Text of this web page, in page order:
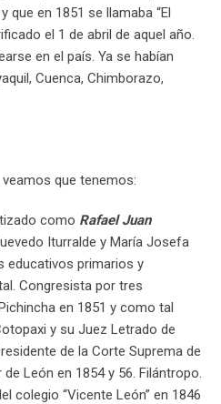
que en 1851 se llamaba “El
el 1 de abril de aquel año.
en el país. Ya se habían
Cuenca, Chimborazo,
que tenemos:
como Rafael Juan
Iturralde y María Josefa
educativos primarios y
Congresista por tres
en 1851 y como tal
y su Juez Letrado de
de la Corte Suprema de
León en 1854 y 56. Filántropo.
colegio “Vicente León” en 1846